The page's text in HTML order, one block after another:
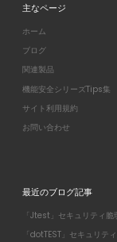
主なページ
ホーム
ブログ
関連製品
機能安全シリーズTips集
サイト利用規約
お問い合わせ
最近のブログ記事
「Jtest」セキュリティ
「dotTEST」セキュリテ